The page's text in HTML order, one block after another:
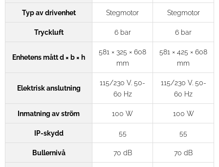
Typ av drivenhet Stegmotor Stegmotor
Tryckluft 6 bar 6 bar
Enhetens mått d × b × h
581 × 325 × 608
mm
581 × 425 × 608
mm
Elektrisk anslutning
115/230 V. 50-
60 Hz
115/230 V. 50-
60 Hz
Inmatning av ström 100 W 100 W
IP-skydd 55 55
Bullernivå 70 dB 70 dB